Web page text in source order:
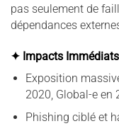
pas seulement de
dépendances
✦ Impacts Immédiats
Exposition
2020, Global-e en
Phishing ciblé et